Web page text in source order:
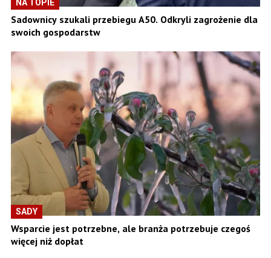
NA TOPIE
Sadownicy szukali przebiegu A50. Odkryli zagrożenie dla
swoich gospodarstw
SADY
Wsparcie jest potrzebne, ale branża potrzebuje czegoś
więcej niż dopłat